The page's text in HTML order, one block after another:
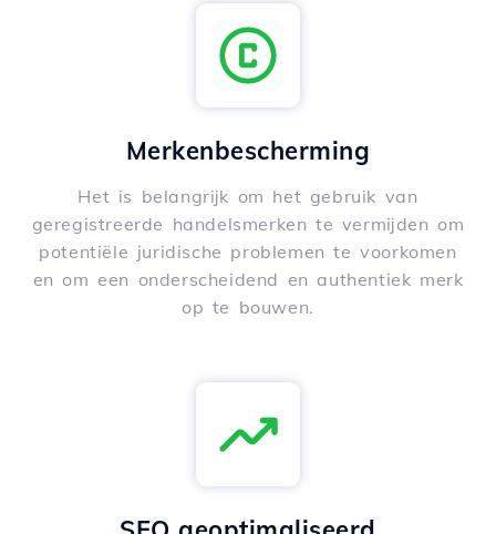
Merkenbescherming
Het is belangrijk om het gebruik van
geregistreerde handelsmerken te vermijden om
potentiële juridische problemen te voorkomen
en om een onderscheidend en authentiek merk
op te bouwen.